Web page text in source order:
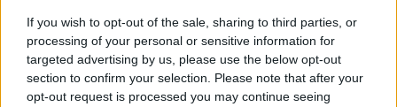
If you wish to opt-out of the sale, sharing to third parties, or
processing of your personal or sensitive information for
targeted advertising by us, please use the below opt-out
section to confirm your selection. Please note that after your
opt-out request is processed you may continue seeing